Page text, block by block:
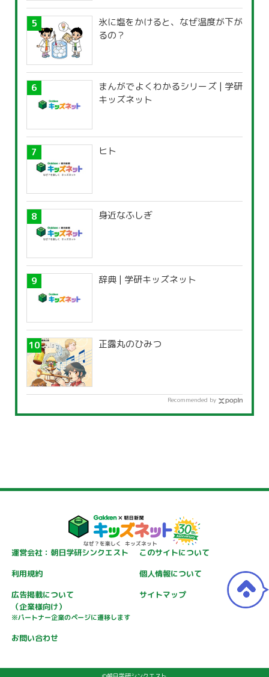
氷に塩をかけると、なぜ温度が下が
るの？
まんがでよくわかるシリーズ | 学研
キッズネット
ヒト
身近なふしぎ
辞典 | 学研キッズネット
正露丸のひみつ
Recommended by
運営会社：朝日学研シンクエスト
このサイトについて
利用規約
個人情報について
広告掲載について
（企業様向け）
※パートナー企業のページに遷移します
サイトマップ
お問い合わせ